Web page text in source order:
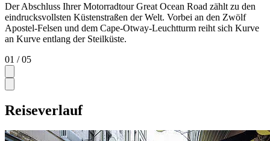
Der Abschluss Ihrer Motorradtour Great Ocean Road zählt zu den
eindrucksvollsten Küstenstraßen der Welt. Vorbei an den Zwölf
Apostel-Felsen und dem Cape-Otway-Leuchtturm reiht sich Kurve
an Kurve entlang der Steilküste.
01 / 05
Reiseverlauf